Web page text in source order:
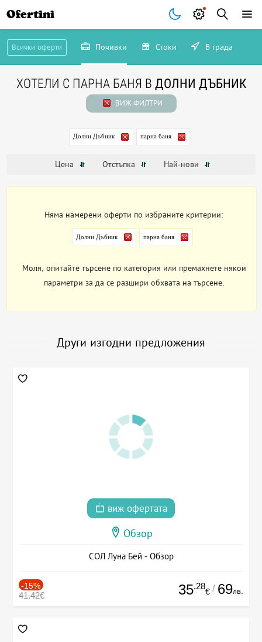
Ofertini
Всички оферти Почивки Стоки В града
ХОТЕЛИ С ПАРНА БАНЯ В ДОЛНИ ДЪБНИК
ВИЖ ФИЛТРИ
Долни Дъбник парна баня
Цена Отстъпка Най-нови
Няма намерени оферти по избраните критерии:
Долни Дъбник парна баня
Моля, опитайте търсене по категория или премахнете някои
параметри за да се разшири обхвата на търсене.
Други изгодни предложения
виж офертата
Обзор
СОЛ Луна Бей - Обзор
-15%
41.42€ 35.28
€ / 69лв.